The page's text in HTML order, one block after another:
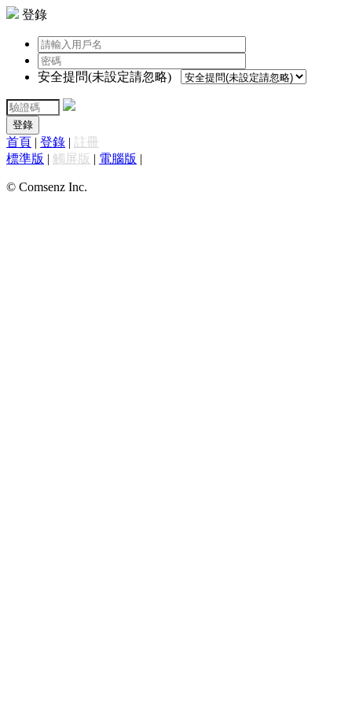
登錄
安全提問(未設定請忽略)
登錄
首頁 | 登錄 | 註冊
標準版 | 觸屏版 | 電腦版 |
© Comsenz Inc.